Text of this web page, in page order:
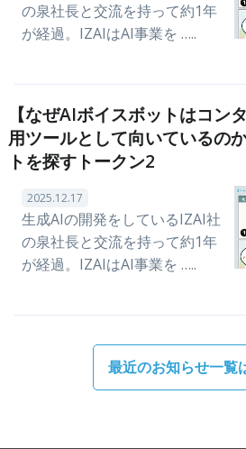
の泉社長と交流を持って約1年
が経過。IZAIはAI事業を …..
【なぜAIボイスボットはコン
用ツールとして向いているの
トを探すトークン2
2025.12.17
生成AIの開発をしているIZAI社
の泉社長と交流を持って約1年
が経過。IZAIはAI事業を …..
最近のお知らせ一覧